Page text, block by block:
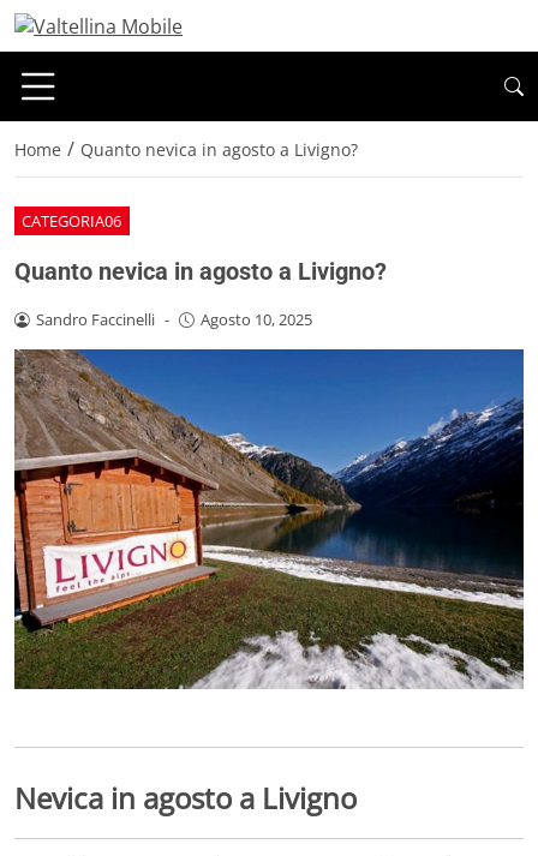
Home / Quanto nevica in agosto a Livigno?
CATEGORIA06
Quanto nevica in agosto a Livigno?
Sandro Faccinelli - Agosto 10, 2025
Nevica in agosto a Livigno